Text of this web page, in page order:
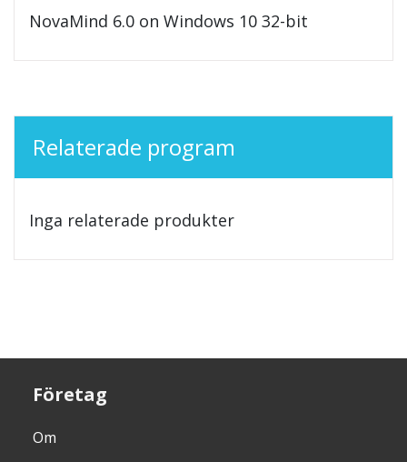
NovaMind 6.0 on Windows 10 32-bit
Relaterade program
Inga relaterade produkter
Företag
Om